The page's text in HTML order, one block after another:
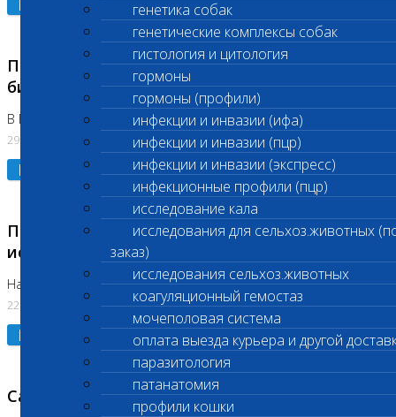
генетика собак
генетические комплексы собак
гистология и цитология
гормоны
гормоны (профили)
инфекции и инвазии (ифа)
инфекции и инвазии (пцр)
инфекции и инвазии (экспресс)
инфекционные профили (пцр)
исследование кала
исследования для сельхоз.животных
заказ)
исследования сельхоз.животных
коагуляционный гемостаз
мочеполовая система
оплата выезда курьера и другой
паразитология
патанатомия
профили кошки
Подробнее
Приостановлено выполнение срочных
биохимических исследований
В Бутово 29.07.26
29.07.2026
Подробнее
Приостановлено выполнение биохимических
исследований
На Нагорной. Код ( 123,310,309)
22.07.2026
Подробнее
Санитарные дни